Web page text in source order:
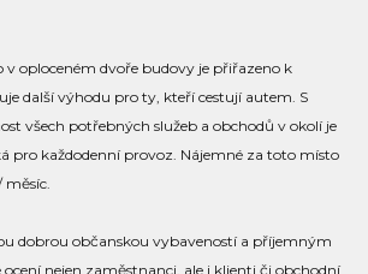
v oploceném dvoře budovy je přiřazeno k
další výhodu pro ty, kteří cestují autem. S
všech potřebných služeb a obchodů v okolí je
pro každodenní provoz. Nájemné za toto místo
měsíc.
dobrou občanskou vybaveností a příjemným
ocení nejen zaměstnanci, ale i klienti či obchodní